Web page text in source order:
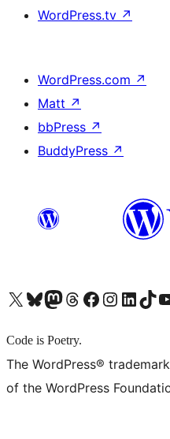
WordPress.tv ↗
WordPress.com ↗
Matt ↗
bbPress ↗
BuddyPress ↗
X (旧 Twitter) アカウントへBluesky アカウントへMastodon アカウントへThreads アカウントへ Facebook ページへInstagram アカウントへ LinkedIn アカウントへTikTok アカウントへYouTube
Code is Poetry.
The WordPress®
of the WordPress